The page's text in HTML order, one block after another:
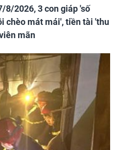
8/2026, 3 con giáp 'số
chèo mát mái', tiền tài 'thu
mãn